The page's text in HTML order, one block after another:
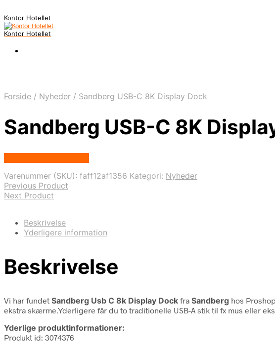
Kontor Hotellet
Kontor Hotellet
Forside / Nyheder / Sandberg USB-C 8K Display Dock
Sandberg USB-C 8K
Varenummer (SKU): faff12af1356 Kategori: Nyheder
Previous Product
Next Product
Beskrivelse
Yderligere information
Beskrivelse
Vi har fundet Sandberg Usb C 8k Display Dock fra Sandberg hos
ekstra skærme.Yderligere får du to traditionelle USB-A stik til fx mus eller
Yderlige produktinformationer:
Produkt id: 3074376